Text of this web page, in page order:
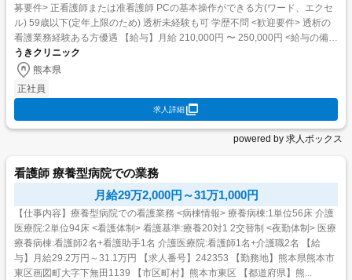
募要件> 正看護師または准看護師 PCの基本操作ができる方(ワード、エクセ
ル) 59歳以下(定年上限のため) 透析未経験も可 学歴不問 <歓迎要件> 透析の
看護業務経験ある方優遇 【給与】月給 210,000円 〜 250,000円 <給与の備考
> 固...
うきクリニック
熊本県
正社員
求人詳細
powered by 求人ボックス
看護師 療養型病院での業務
月給29万2,000円～31万1,000円
【仕事内容】療養型病院での看護業務 <病棟情報> 療養病棟:1単位56床 介護
医療院:2単位94床 <看護体制> 看護基準:療養20対1 2交替制 <夜勤体制> 医療
療養病棟:看護師2名+看護助手1名 介護医療院:看護師1名+介護職2名 【給
与】月給29.2万円～31.1万円 【求人番号】242353 【勤務地】熊本県熊本市
東区画図町大字下無田1139 【市区町村】熊本市東区 【都道府県】熊...